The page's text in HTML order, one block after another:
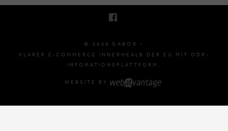
© 2026 GABOR -
KLARER E-COMMERCE INNERHEALB DER EU MIT ODR-
INFOMATIONSPLATTFORM.
WEBSITE BY